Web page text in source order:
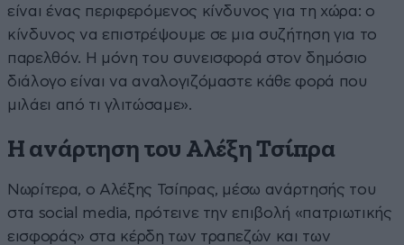
είναι ένας περιφερόμενος κίνδυνος για τη χώρα: ο
κίνδυνος να επιστρέψουμε σε μια συζήτηση για το
παρελθόν. Η μόνη του συνεισφορά στον δημόσιο
διάλογο είναι να αναλογιζόμαστε κάθε φορά που
μιλάει από τι γλιτώσαμε».
Η ανάρτηση του Αλέξη Τσίπρα
Νωρίτερα, ο Αλέξης Τσίπρας, μέσω ανάρτησής του
στα social media, πρότεινε την επιβολή «πατριωτικής
εισφοράς» στα κέρδη των τραπεζών και των